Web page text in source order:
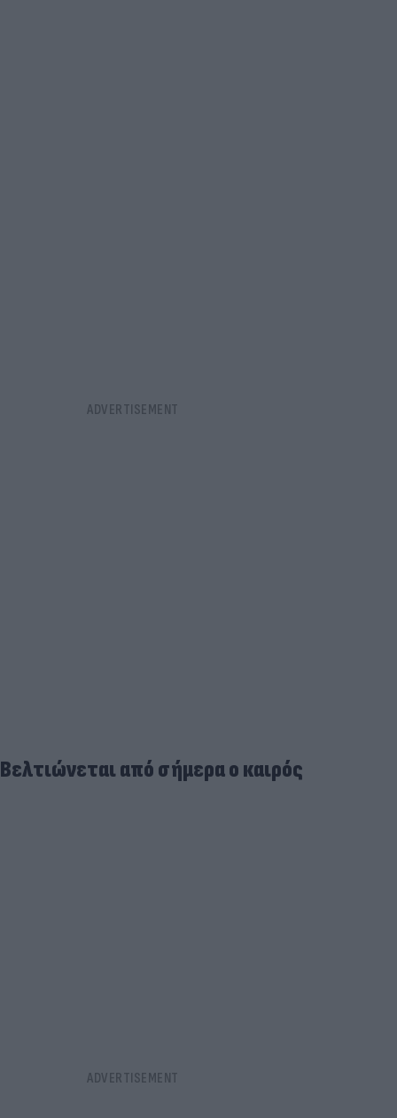
Βελτιώνεται από σήμερα ο καιρός